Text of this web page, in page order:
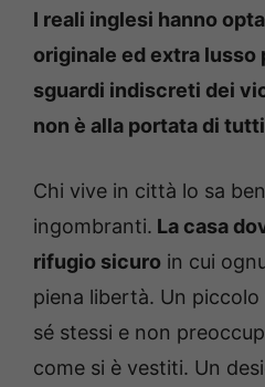
I reali inglesi hanno
originale ed extra lusso
sguardi indiscreti dei
non è alla portata di
Chi vive in città lo sa
ingombranti. La casa
rifugio sicuro in cui
piena libertà. Un
sé stessi e non
come si è vestiti. Un